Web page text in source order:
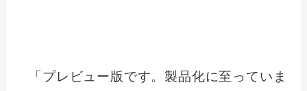
「プレビュー版です。製品化に至っていま